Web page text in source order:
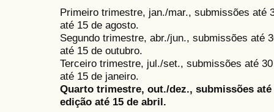
Primeiro trimestre, jan./mar., submissões até
até 15 de agosto.
Segundo trimestre, abr./jun., submissões até
até 15 de outubro.
Terceiro trimestre, jul./set., submissões até
até 15 de janeiro.
Quarto trimestre, out./dez., submissões
edição até 15 de abril.